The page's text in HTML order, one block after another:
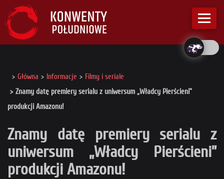
Główna Informacje
Filmy i seriale
Znamy datę premiery serialu z uniwersum „Władcy Pierścieni”
produkcji Amazonu!
Znamy datę premiery serialu z
uniwersum „Władcy Pierścieni”
produkcji Amazonu!